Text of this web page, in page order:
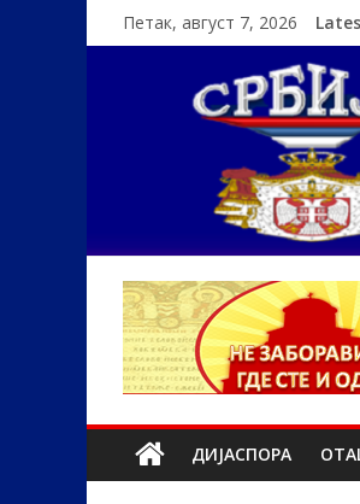
Петак, август 7, 2026
ДИЈАСПОРА